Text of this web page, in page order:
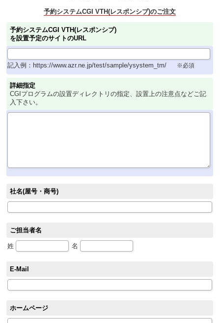
予約システムCGI VTH(レスポンシブ)のご注文
予約システムCGI VTH(レスポンシブ)
を設置予定のサイトのURL
記入例：https://www.azr.ne.jp/test/sample/ysystem_tm/ ※必須
詳細指定
CGIプログラムの設置ディレクトリの指定、設置上の注意点などご記
入下さい。
社名(屋号・商号)
ご担当者名
姓 名
E-Mail
ホームページ